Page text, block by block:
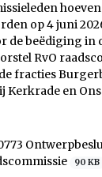
op 4 juni
de beëdiging in
RvO
fracties
Kerkrade en
90 KB